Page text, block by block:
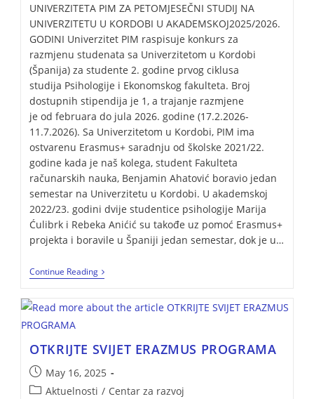
UNIVERZITETA PIM ZA PETOMJESEČNI STUDIJ NA
UNIVERZITETU U KORDOBI U AKADEMSKOJ2025/2026.
GODINI Univerzitet PIM raspisuje konkurs za
razmjenu studenata sa Univerzitetom u Kordobi
(Španija) za studente 2. godine prvog ciklusa
studija Psihologije i Ekonomskog fakulteta. Broj
dostupnih stipendija je 1, a trajanje razmjene
je od februara do jula 2026. godine (17.2.2026-
11.7.2026). Sa Univerzitetom u Kordobi, PIM ima
ostvarenu Erasmus+ saradnju od školske 2021/22.
godine kada je naš kolega, student Fakulteta
računarskih nauka, Benjamin Ahatović boravio jedan
semestar na Univerzitetu u Kordobi. U akademskoj
2022/23. godini dvije studentice psihologije Marija
Ćulibrk i Rebeka Anićić su takođe uz pomoć Erasmus+
projekta i boravile u Španiji jedan semestar, dok je u…
Continue Reading
OTKRIJTE SVIJET ERAZMUS PROGRAMA
May 16, 2025
Aktuelnosti / Centar za razvoj